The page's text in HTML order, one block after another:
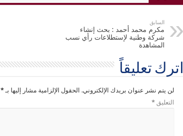
السابق
مكرم محمد أحمد : بحث إنشاء
شركة وطنية لإستطلاعات رأي نسب
المشاهدة
اترك تعليقاً
لن يتم نشر عنوان بريدك الإلكتروني. الحقول الإلزامية مشار إليها بـ*
التعليق*